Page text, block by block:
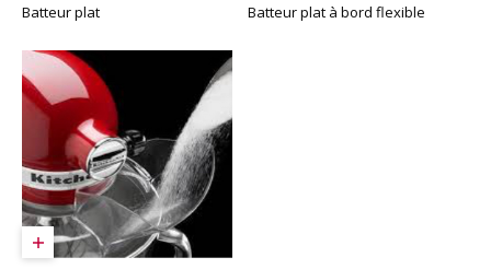
Batteur plat Batteur plat à bord flexible